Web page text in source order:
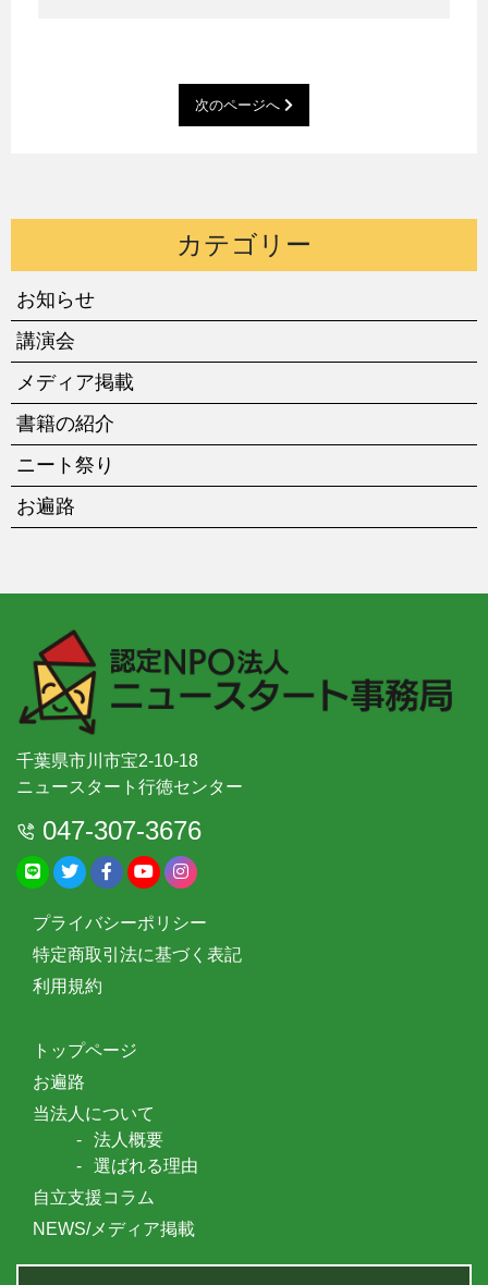
次のページへ
カテゴリー
お知らせ
講演会
メディア掲載
書籍の紹介
ニート祭り
お遍路
千葉県市川市宝2-10-18
ニュースタート行徳センター
047-307-3676
プライバシーポリシー
特定商取引法に基づく表記
利用規約
トップページ
お遍路
当法人について
法人概要
選ばれる理由
自立支援コラム
NEWS/メディア掲載